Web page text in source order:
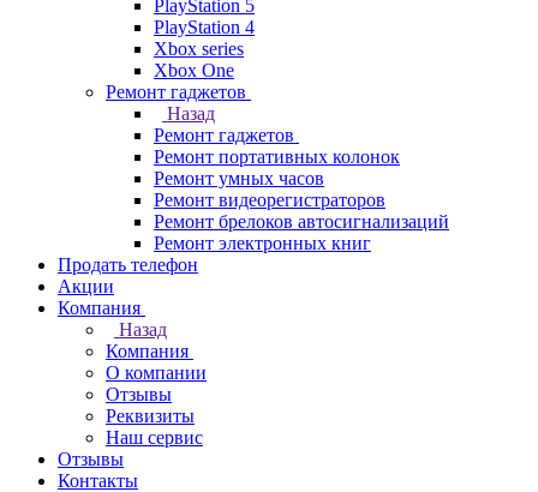
PlayStation 5
PlayStation 4
Xbox series
Xbox One
Ремонт гаджетов
Назад
Ремонт гаджетов
Ремонт портативных колонок
Ремонт умных часов
Ремонт видеорегистраторов
Ремонт брелоков автосигнализаций
Ремонт электронных книг
Продать телефон
Акции
Компания
Назад
Компания
О компании
Отзывы
Реквизиты
Наш сервис
Отзывы
Контакты